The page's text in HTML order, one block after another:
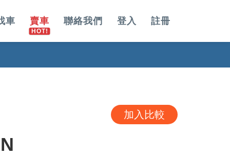
車 賣車 聯絡我們 登入 註冊
加入比較